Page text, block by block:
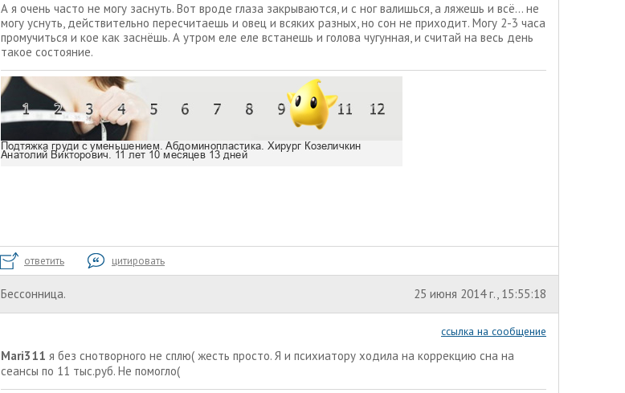
А я очень часто не могу заснуть. Вот вроде глаза закрываются, и с ног валишься, а ляжешь и всё... не
могу уснуть, действительно пересчитаешь и овец и всяких разных, но сон не приходит. Могу 2-3 часа
промучиться и кое как заснёшь. А утром еле еле встанешь и голова чугунная, и считай на весь день
такое состояние.
ответить цитировать
Бессонница. 25 июня 2014 г., 15:55:18
ссылка на сообщение
Mari311 я без снотворного не сплю( жесть просто. Я и психиатору ходила на коррекцию сна на
сеансы по 11 тыс.руб. Не помогло(